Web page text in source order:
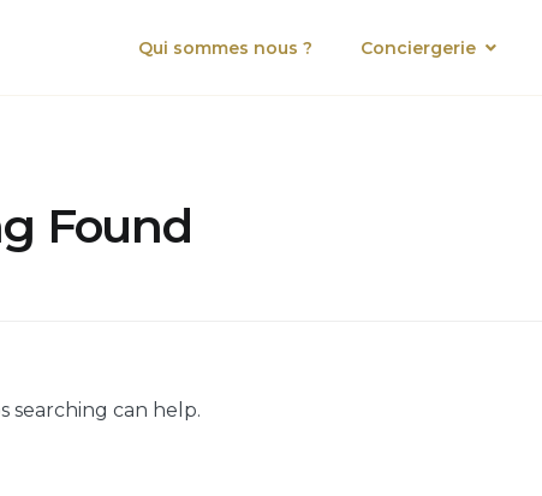
Qui sommes nous ? Conciergerie
Found
searching can help.